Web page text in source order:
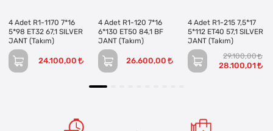
4 Adet R1-1170 7*16
5*98 ET32 67,1 SILVER
JANT (Takım)
24.100,00
4 Adet R1-120 7*16
6*130 ET50 84,1 BF
JANT (Takım)
26.600,00
4 Adet R1-215 7,5*17
5*112 ET40 57,1 SILVER
JANT (Takım)
29.100,00
28.100,01